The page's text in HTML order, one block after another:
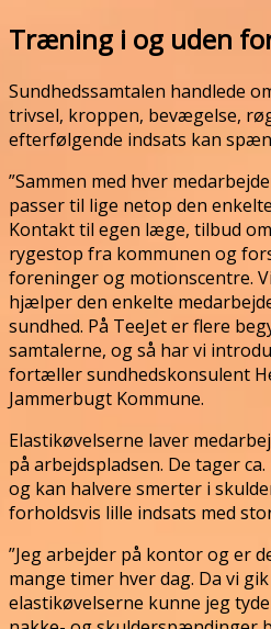
Træning i og uden
Sundhedssamtalen handlede
trivsel, kroppen, bevægelse,
efterfølgende indsats kan
”Sammen med hver
passer til lige netop den
Kontakt til egen læge, tilbud
rygestop fra kommunen og
foreninger og motionscentre.
hjælper den enkelte
sundhed. På TeeJet er flere
samtalerne, og så har vi
fortæller sundhedskonsulent
Jammerbugt Kommune.
Elastikøvelserne laver
på arbejdspladsen. De tager
og kan halvere smerter i
forholdsvis lille indsats med
”Jeg arbejder på kontor og er
mange timer hver dag. Da vi
elastikøvelserne kunne jeg